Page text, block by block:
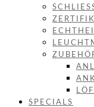
SPECIALS